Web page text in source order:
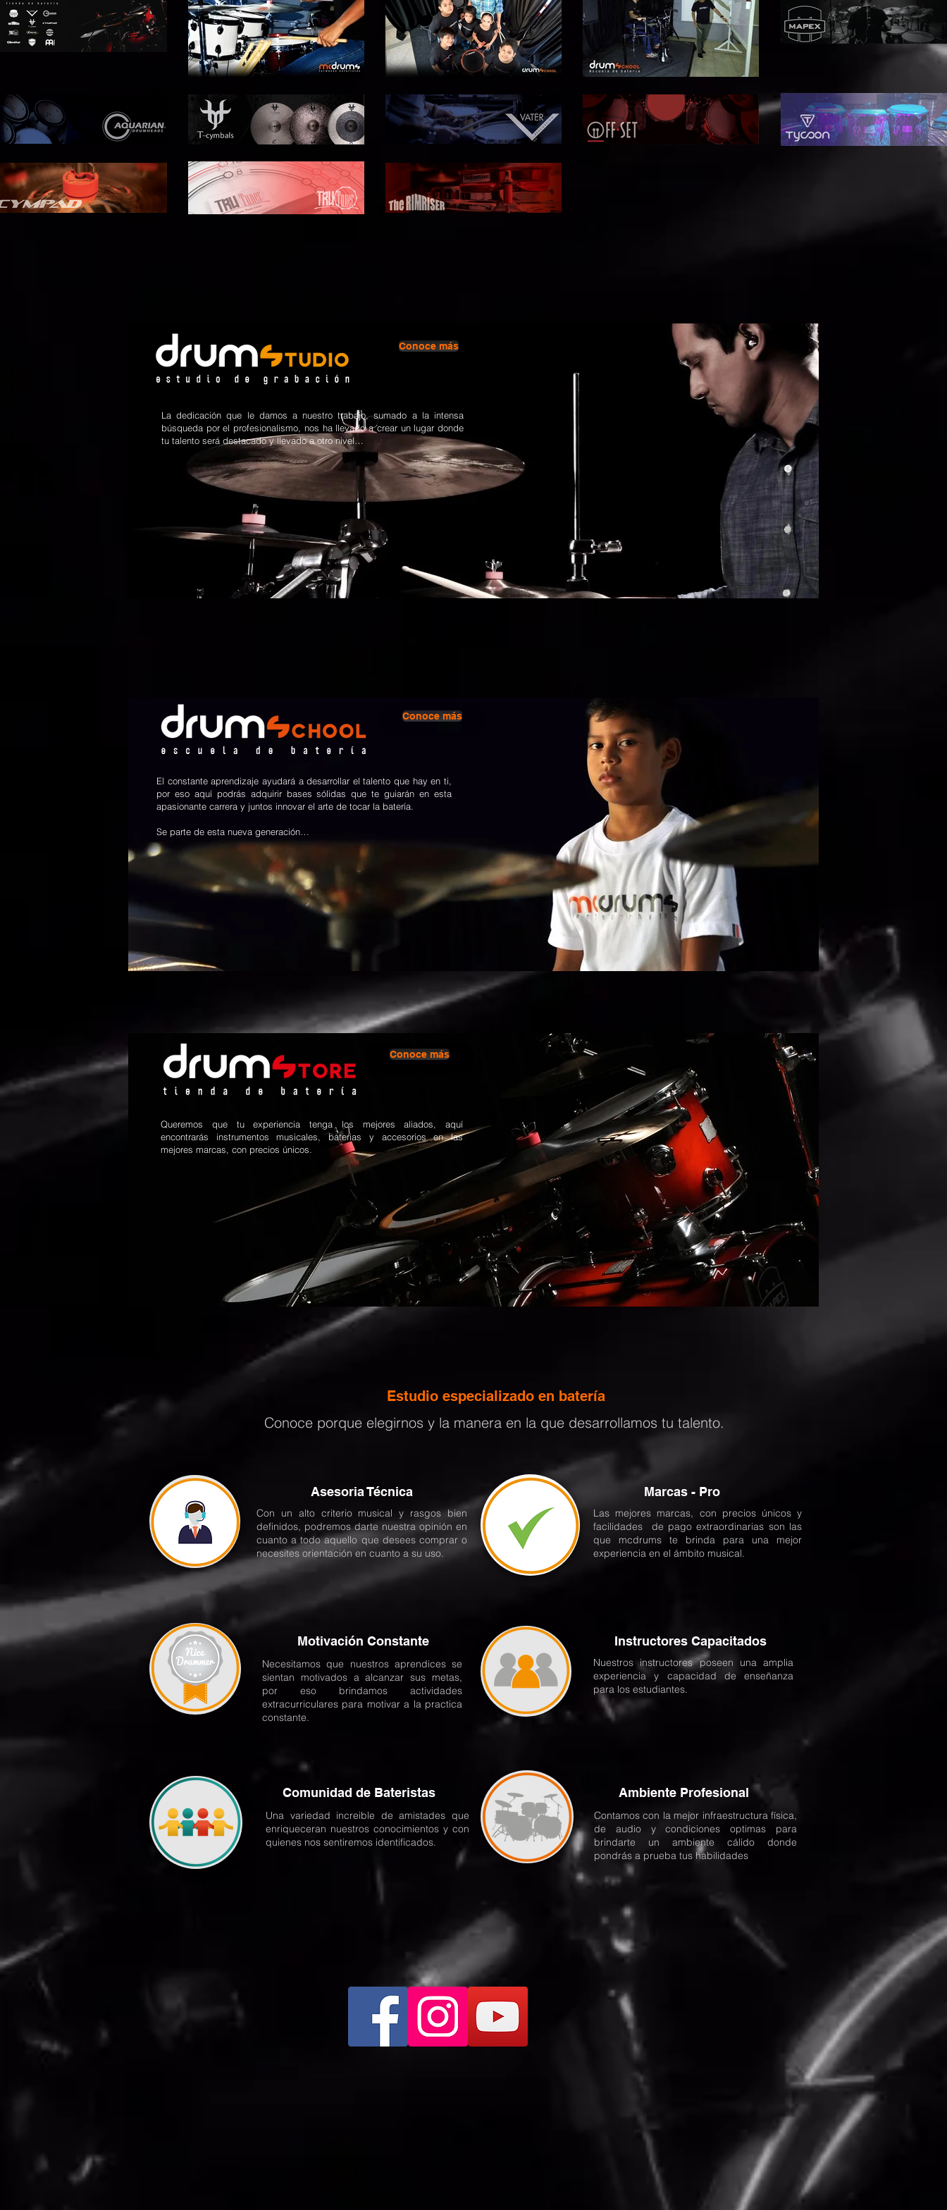
La dedicación que le damos a nuestro trabajo, sumado a la intensa
búsqueda por el profesionalismo, nos ha llevado a crear un lugar donde
tu talento será destacado y llevado a otro nivel…
Conoce más
El constante aprendizaje ayudará a desarrollar el talento que hay en ti,
por eso aquí podrás adquirir bases sólidas que te guiarán en esta
apasionante carrera y juntos innovar el arte de tocar la batería.
Se parte de esta nueva generación…
Conoce más
Queremos que tu experiencia tenga los mejores aliados, aquí
encontrarás instrumentos musicales, baterias y accesorios en las
mejores marcas, con precios únicos.
Conoce más
Estudio especializado en batería
Conoce porque elegirnos y la manera en la que desarrollamos tu talento.
Asesoria Técnica
Con un alto criterio musical y rasgos bien
definidos, podremos darte nuestra opinión en
cuanto a todo aquello que desees comprar o
necesites orientación en cuanto a su uso.
Marcas - Pro
Las mejores marcas, con precios únicos y
facilidades de pago extraordinarias son las
que mcdrums te brinda para una mejor
experiencia en el ámbito musical.
Motivación Constante
Necesitamos que nuestros aprendices se
sientan motivados a alcanzar sus metas,
por eso brindamos actividades
extracurriculares para motivar a la practica
constante.
Instructores Capacitados
Nuestros instructores poseen una amplia
experiencia y capacidad de enseñanza
para los estudiantes.
Comunidad de Bateristas
Una variedad increible de amistades que
enriqueceran nuestros conocimientos y con
quienes nos sentiremos identificados.
Ambiente Profesional
Contamos con la mejor infraestructura física,
de audio y condiciones optimas para
brindarte un ambiente cálido donde
pondrás a prueba tus habilidades